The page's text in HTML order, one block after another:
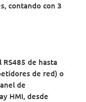
contando con 3
de hasta
de red) o
de
HMI, desde